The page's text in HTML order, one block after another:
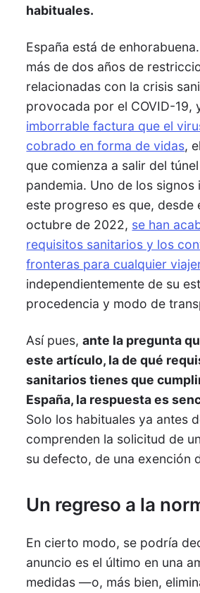
habituales.
España está de
más de dos años de
relacionadas con la crisis
provocada por el COVID-19,
imborrable factura que el
cobrado en forma de vidas,
que comienza a salir del
pandemia. Uno de los
este progreso es que, desde
octubre de 2022, se han
requisitos sanitarios y los
fronteras para cualquier
independientemente de su
procedencia y modo de
Así pues,ante la pregunta
este artículo, la de qué
sanitarios tienes que
España, la respuesta es
Solo los habituales ya antes
comprenden la solicitud de
su defecto, de una exención
Un regreso a la
En cierto modo, se podría
anuncio es el último en una
medidas —o, más bien,